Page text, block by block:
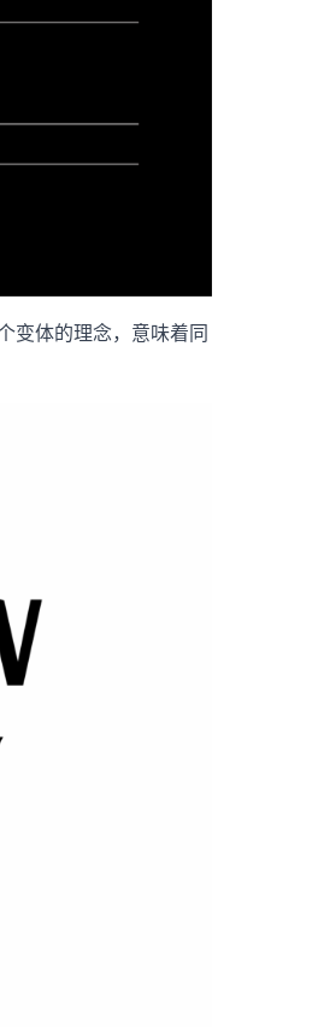
变体的理念，意味着同